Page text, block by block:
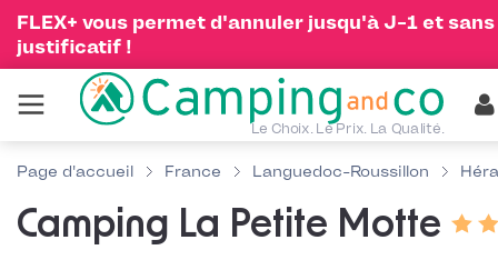
FLEX+ vous permet d'annuler jusqu'à J-1 et sans
justificatif !
Le Choix. Le Prix. La Qualité.
Page d'accueil France Languedoc-Roussillon
Camping La Petite Motte